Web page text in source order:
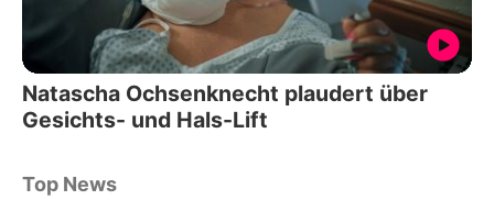
Natascha Ochsenknecht plaudert über
Gesichts- und Hals-Lift
Top News